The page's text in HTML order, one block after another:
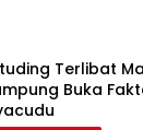
Terlibat
Buka